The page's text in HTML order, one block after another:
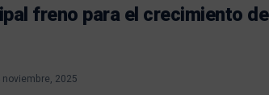
freno para el crecimiento de
noviembre, 2025